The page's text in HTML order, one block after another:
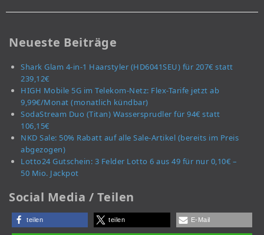
Neueste Beiträge
Shark Glam 4-in-1 Haarstyler (HD6041SEU) für 207€ statt
239,12€
HIGH Mobile 5G im Telekom-Netz: Flex-Tarife jetzt ab
9,99€/Monat (monatlich kündbar)
SodaStream Duo (Titan) Wassersprudler für 94€ statt
106,15€
NKD Sale: 50% Rabatt auf alle Sale-Artikel (bereits im Preis
abgezogen)
Lotto24 Gutschein: 3 Felder Lotto 6 aus 49 für nur 0,10€ –
50 Mio. Jackpot
Social Media / Teilen
teilen teilen E-Mail